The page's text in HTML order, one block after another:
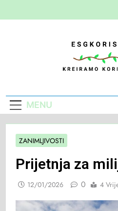
ESG
Kreiramo
MENU
ZANIMLJIVOSTI
Prijetnja za
12/01/2026 0 4